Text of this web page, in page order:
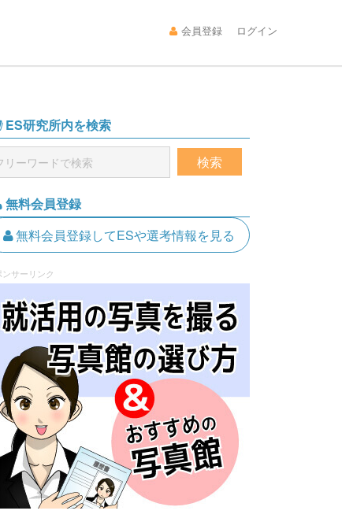
会員登録 ログイン
ES研究所内を検索
無料会員登録
無料会員登録してESや選考情報を見る
ンサーリンク